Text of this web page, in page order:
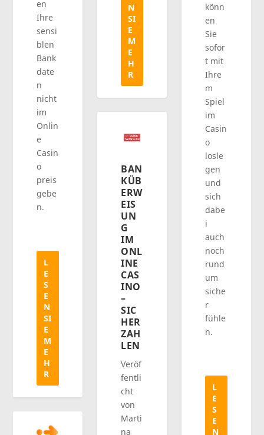
en
Ihre
sensi
blen
Bank
date
n
nicht
im
Onlin
e
Casin
o
preis
gebe
n.
L
E
S
E
N
SI
E
M
E
H
R
N
SI
E
M
E
H
R
BAN
KÜB
ERW
EIS
UN
G
IM
ONL
INE
CAS
INO
–
SIC
HER
ZAH
LEN
Veröf
fentli
cht
von
Marti
na
könn
en
Sie
sofor
t mit
Ihre
m
Spiel
im
Casin
o
losle
gen
und
sich
dabe
i
auch
noch
rund
um
siche
r
fühle
n.
L
E
S
E
N